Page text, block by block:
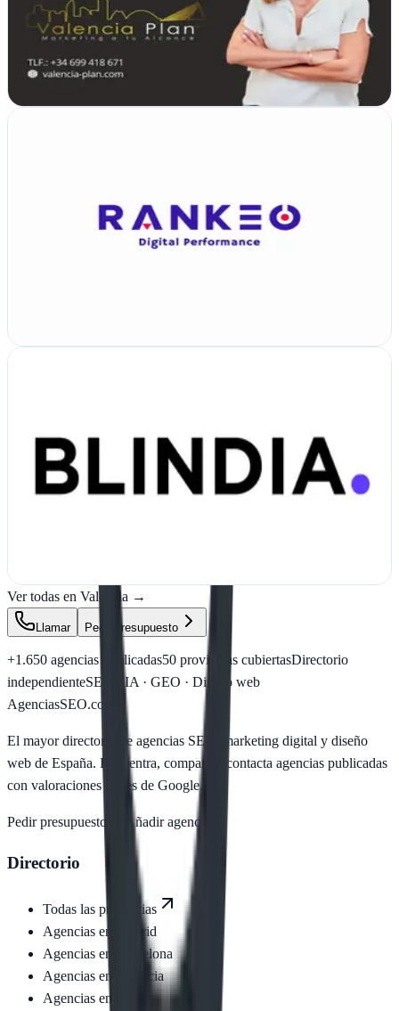
Estrategia digital integral en La Pobla de Vallbona. Diseño web,
posicionamiento online y consultoría de marketing a medida para
Ver ficha
Valencia, Valencia
Agencia de SEO y SEM en Valencia. Especialistas en
Ver ficha
La Pobla de Vallbona, Valencia
Blindia es una agencia de diseño web y estrategia digital
Ver ficha
Ver todas en Valencia →
Llamar Pedir presupuesto
+1.650 agencias publicadas50 provincias cubiertasDirectorio
independienteSEO · IA · GEO · Diseño web
AgenciasSEO.com
El mayor directorio de agencias SEO, marketing digital y diseño
web de España. Encuentra, compara y contacta agencias publicadas
con valoraciones reales de Google.
Pedir presupuesto → Añadir agencia
Directorio
Todas las provincias
Agencias en
Madrid
Agencias en
Barcelona
Agencias en
Valencia
Agencias en